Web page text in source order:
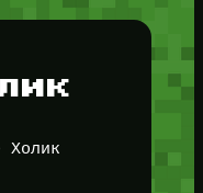
Холик